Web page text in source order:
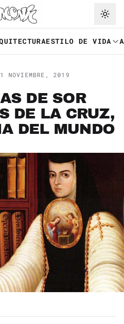
ESTILO DE VIDA
NOVIEMBRE, 2019
DE SOR
DE LA CRUZ,
DEL MUNDO